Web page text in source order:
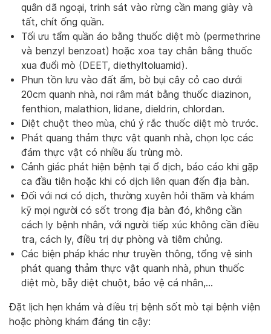
quân dã ngoại, trinh sát vào rừng cần mang giày và
tất, chít ống quần.
Tối ưu tẩm quần áo bằng thuốc diệt mò (permethrine
và benzyl benzoat) hoặc xoa tay chân bằng thuốc
xua đuổi mò (DEET, diethyltoluamid).
Phun tồn lưu vào đất ẩm, bờ bụi cây cỏ cao dưới
20cm quanh nhà, nơi râm mát bằng thuốc diazinon,
fenthion, malathion, lidane, dieldrin, chlordan.
Diệt chuột theo mùa, chú ý rắc thuốc diệt mò trước.
Phát quang thảm thực vật quanh nhà, chọn lọc các
đám thực vật có nhiều ấu trùng mò.
Cảnh giác phát hiện bệnh tại ổ dịch, báo cáo khi gặp
ca đầu tiên hoặc khi có dịch liên quan đến địa bàn.
Đối với nơi có dịch, thường xuyên hỏi thăm và khám
kỹ mọi người có sốt trong địa bàn đó, không cần
cách ly bệnh nhân, với người tiếp xúc không cần điều
tra, cách ly, điều trị dự phòng và tiêm chủng.
Các biện pháp khác như truyền thông, tổng vệ sinh
phát quang thảm thực vật quanh nhà, phun thuốc
diệt mò, bẫy diệt chuột, bảo vệ cá nhân,…
Đặt lịch hẹn khám và điều trị bệnh sốt mò tại bệnh viện
hoặc phòng khám đáng tin cậy: